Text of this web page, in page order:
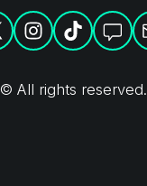
© All rights reserved.